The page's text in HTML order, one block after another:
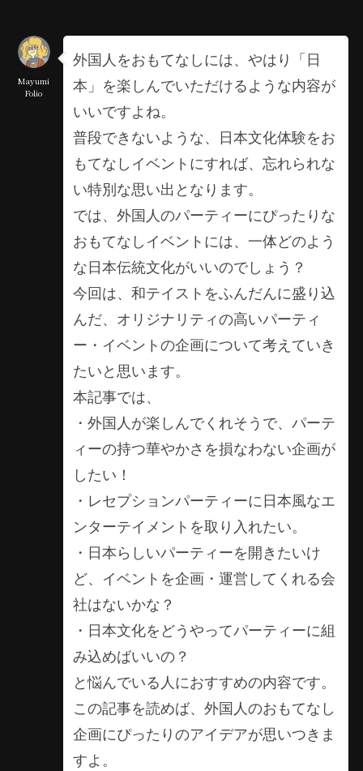
Mayumi
Folio
外国人をおもてなしには、やはり「日
本」を楽しんでいただけるような内容が
いいですよね。
普段できないような、日本文化体験をお
もてなしイベントにすれば、忘れられな
い特別な思い出となります。
では、外国人のパーティーにぴったりな
おもてなしイベントには、一体どのよう
な日本伝統文化がいいのでしょう？
今回は、和テイストをふんだんに盛り込
んだ、オリジナリティの高いパーティ
ー・イベントの企画について考えていき
たいと思います。
本記事では、
・外国人が楽しんでくれそうで、パーテ
ィーの持つ華やかさを損なわない企画が
したい！
・レセプションパーティーに日本風なエ
ンターテイメントを取り入れたい。
・日本らしいパーティーを開きたいけ
ど、イベントを企画・運営してくれる会
社はないかな？
・日本文化をどうやってパーティーに組
み込めばいいの？
と悩んでいる人におすすめの内容です。
この記事を読めば、外国人のおもてなし
企画にぴったりのアイデアが思いつきま
すよ。